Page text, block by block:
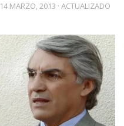
14 MARZO, 2013 · ACTUALIZADO